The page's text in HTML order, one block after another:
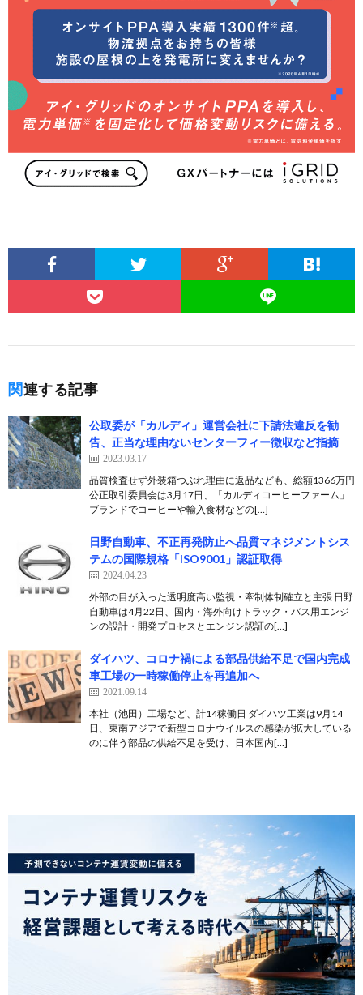
関連する記事
公取委が「カルディ」運営会社に下請法違反を勧
告、正当な理由ないセンターフィー徴収など指摘
2023.03.17
品質検査せず外装箱つぶれ理由に返品なども、総額1366万円
公正取引委員会は3月17日、「カルディコーヒーファーム」
ブランドでコーヒーや輸入食材などの[…]
日野自動車、不正再発防止へ品質マネジメントシス
テムの国際規格「ISO9001」認証取得
2024.04.23
外部の目が入った透明度高い監視・牽制体制確立と主張 日野
自動車は4月22日、国内・海外向けトラック・バス用エンジ
ンの設計・開発プロセスとエンジン認証の[…]
ダイハツ、コロナ禍による部品供給不足で国内完成
車工場の一時稼働停止を再追加へ
2021.09.14
本社（池田）工場など、計14稼働日 ダイハツ工業は9月14
日、東南アジアで新型コロナウイルスの感染が拡大している
のに伴う部品の供給不足を受け、日本国内[…]